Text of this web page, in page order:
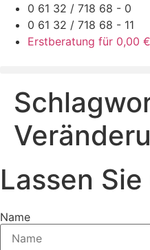
Zum
Inhalt
springen
0 61 32 / 718 68 - 0
0 61 32 / 718 68 - 11
Erstberatung für 0,00
Lassen
Name